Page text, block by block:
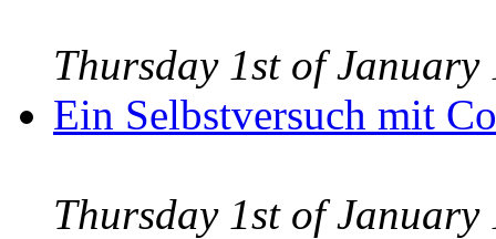
Thursday 1st of
Ein Selbstversuch mit
Thursday 1st of